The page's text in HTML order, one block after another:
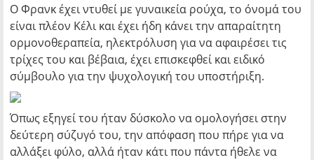
Ο Φρανκ έχει ντυθεί με γυναικεία ρούχα, το όνομά του
είναι πλέον Κέλι και έχει ήδη κάνει την απαραίτητη
ορμονοθεραπεία, ηλεκτρόλυση για να αφαιρέσει τις
τρίχες του και βέβαια, έχει επισκεφθεί και ειδικό
σύμβουλο για την ψυχολογική του υποστήριξη.
Όπως εξηγεί του ήταν δύσκολο να ομολογήσει στην
δεύτερη σύζυγό του, την απόφαση που πήρε για να
αλλάξει φύλο, αλλά ήταν κάτι που πάντα ήθελε να